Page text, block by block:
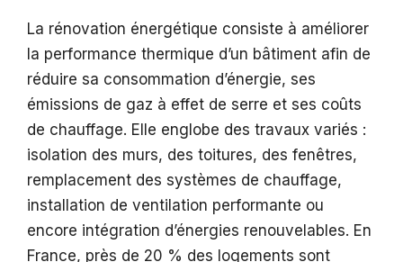
La rénovation énergétique consiste à améliorer
la performance thermique d’un bâtiment afin de
réduire sa consommation d’énergie, ses
émissions de gaz à effet de serre et ses coûts
de chauffage. Elle englobe des travaux variés :
isolation des murs, des toitures, des fenêtres,
remplacement des systèmes de chauffage,
installation de ventilation performante ou
encore intégration d’énergies renouvelables. En
France, près de 20 % des logements sont